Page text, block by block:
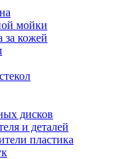
мойки
за кожей
дисков
и деталей
пластика